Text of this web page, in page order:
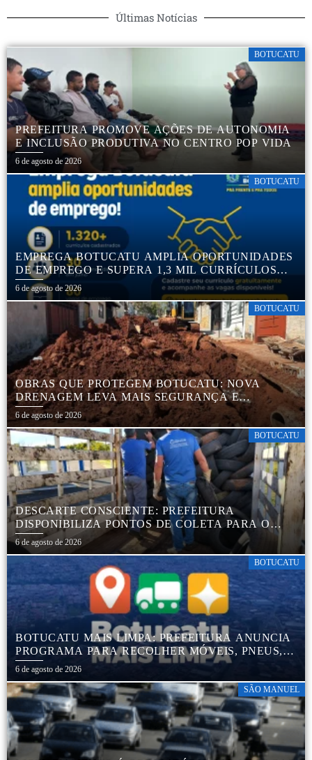
Últimas Notícias
BOTUCATU
PREFEITURA PROMOVE AÇÕES DE AUTONOMIA
E INCLUSÃO PRODUTIVA NO CENTRO POP VIDA
6 de agosto de 2026
BOTUCATU
EMPREGA BOTUCATU AMPLIA OPORTUNIDADES
DE EMPREGO E SUPERA 1,3 MIL CURRÍCULOS
CADASTRADOS
6 de agosto de 2026
BOTUCATU
OBRAS QUE PROTEGEM BOTUCATU: NOVA
DRENAGEM LEVA MAIS SEGURANÇA E
TRANQUILIDADE AOS MORADORES DA COHAB
5
6 de agosto de 2026
BOTUCATU
DESCARTE CONSCIENTE: PREFEITURA
DISPONIBILIZA PONTOS DE COLETA PARA O
DESCARTE AMBIENTALMENTE CORRETO DE
PNEUS, GARANTINDO DESTINAÇÃO ADEQUADA
E PRESERVAÇÃO AMBIENTAL
6 de agosto de 2026
BOTUCATU
BOTUCATU MAIS LIMPA: PREFEITURA ANUNCIA
PROGRAMA PARA RECOLHER MÓVEIS, PNEUS,
COLCHÕES E OUTROS MATERIAIS SEM USO
6 de agosto de 2026
SÃO MANUEL